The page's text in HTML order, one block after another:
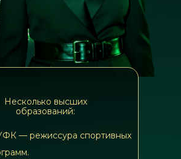
— режиссура спортивных
Несколько высших
образований: